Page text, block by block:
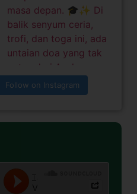
Follow on Instagram